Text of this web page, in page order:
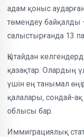
адам қоныс
төмендеу
салыстырғанда 13
Қытайдан
қазақтар. Олардың
үшін ең танымал
қалалары, сондай-
облысы бар.
Иммиграциялық